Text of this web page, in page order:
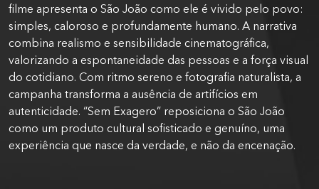
filme apresenta o São João como ele é vivido pelo povo:
simples, caloroso e profundamente humano. A narrativa
combina realismo e sensibilidade cinematográfica,
valorizando a espontaneidade das pessoas e a força visual
do cotidiano. Com ritmo sereno e fotografia naturalista, a
campanha transforma a ausência de artifícios em
autenticidade. “Sem Exagero” reposiciona o São João
como um produto cultural sofisticado e genuíno, uma
experiência que nasce da verdade, e não da encenação.